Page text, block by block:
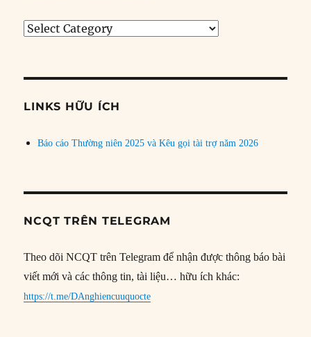
Tìm
đề
LINKS HỮU ÍCH
Báo cáo Thường niên 2025 và Kêu gọi tài trợ năm 2026
NCQT TRÊN TELEGRAM
Theo dõi NCQT trên Telegram để nhận được thông báo bài
viết mới và các thông tin, tài liệu… hữu ích khác:
https://t.me/DAnghiencuuquocte